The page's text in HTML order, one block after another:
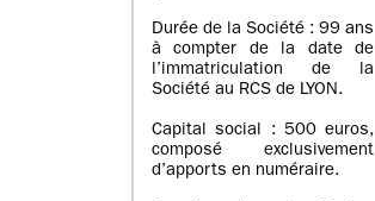
Durée de la Société : 99 ans
à compter de la date de
l’immatriculation de la
Société au RCS de LYON.
Capital social : 500 euros,
composé exclusivement
d’apports en numéraire.